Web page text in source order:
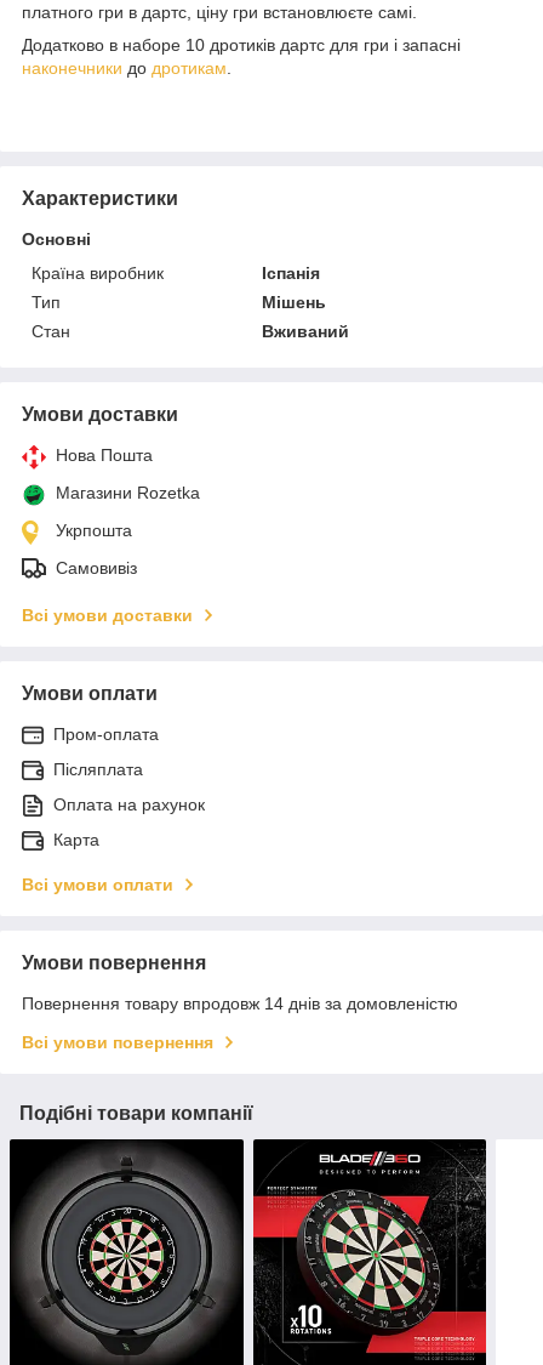
платного гри в дартс, ціну гри встановлюєте самі.
Додатково в наборе 10 дротиків дартс для гри і запасні
наконечники до дротикам
Характеристики
Основні
Країна виробник
Іспанія
Тип
Мішень
Стан
Вживаний
Умови доставки
Нова Пошта
Магазини Rozetka
Укрпошта
Самовивіз
Всі умови доставки
Умови оплати
Пром-оплата
Післяплата
Оплата на рахунок
Карта
Всі умови оплати
Умови повернення
Повернення товару впродовж 14 днів за домовленістю
Всі умови повернення
Подібні товари компанії